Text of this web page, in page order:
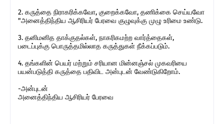
2. கருத்தை நிராகரிக்கவோ, குறைக்கவோ, தணிக்கை செய்யவோ
"அனைத்திந்திய ஆசிரியர் பேரவை குழுவுக்கு முழு உரிமை உண்டு.
3. தனிமனித தாக்குதல்கள், நாகரிகமற்ற வார்த்தைகள்,
படைப்புக்கு பொருத்தமில்லாத கருத்துகள் நீக்கப்படும்.
4. தங்களின் பெயர் மற்றும் சரியான மின்னஞ்சல் முகவரியை
பயன்படுத்தி கருத்தை பதிவிட அன்புடன் வேண்டுகிறோம்.
-அன்புடன்
அனைத்திந்திய ஆசிரியர் பேரவை